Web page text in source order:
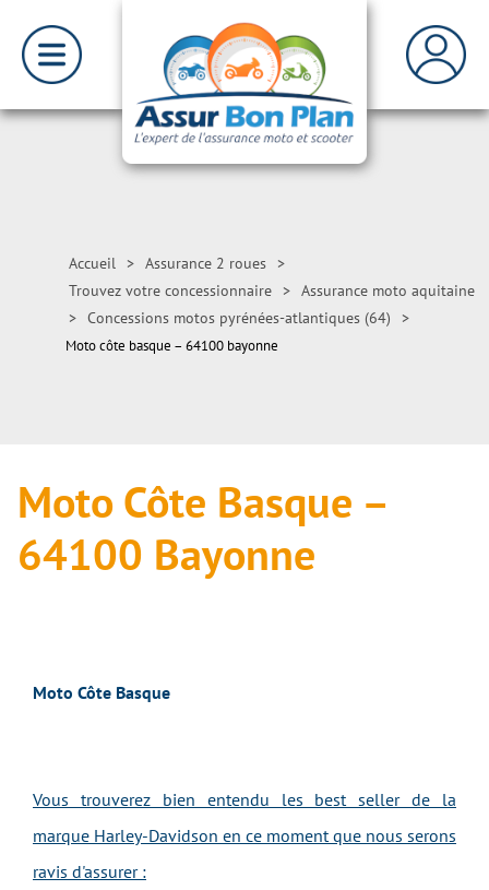
Accueil > Assurance 2 roues >
Trouvez votre concessionnaire > Assurance moto aquitaine
> Concessions motos pyrénées-atlantiques (64) >
Moto côte basque – 64100 bayonne
Moto Côte Basque –
64100 Bayonne
Moto Côte Basque
Vous trouverez bien entendu les best seller de la
marque Harley-Davidson en ce moment que nous serons
ravis d'assurer :